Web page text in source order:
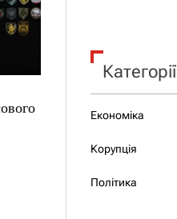
Категорії
Економіка
Корупція
Політика